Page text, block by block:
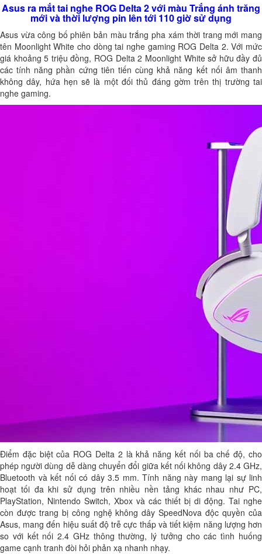
Asus ra mắt tai nghe ROG Delta 2 với màu Trắng ánh trăng
mới và thời lượng pin lên tới 110 giờ sử dụng
Asus vừa công bố phiên bản màu trắng pha xám thời trang mới mang
tên Moonlight White cho dòng tai nghe gaming ROG Delta 2. Với mức
giá khoảng 5 triệu đồng, ROG Delta 2 Moonlight White sở hữu đầy đủ
các tính năng phần cứng tiên tiến cùng khả năng kết nối âm thanh
không dây, hứa hẹn sẽ là một đối thủ đáng gờm trên thị trường tai
nghe gaming.
Điểm đặc biệt của ROG Delta 2 là khả năng kết nối ba chế độ, cho
phép người dùng dễ dàng chuyển đổi giữa kết nối không dây 2.4 GHz,
Bluetooth và kết nối có dây 3.5 mm. Tính năng này mang lại sự linh
hoạt tối đa khi sử dụng trên nhiều nền tảng khác nhau như PC,
PlayStation, Nintendo Switch, Xbox và các thiết bị di động. Tai nghe
còn được trang bị công nghệ không dây SpeedNova độc quyền của
Asus, mang đến hiệu suất độ trễ cực thấp và tiết kiệm năng lượng hơn
so với kết nối 2.4 GHz thông thường, lý tưởng cho các tình huống
game cạnh tranh đòi hỏi phản xạ nhanh nhạy.